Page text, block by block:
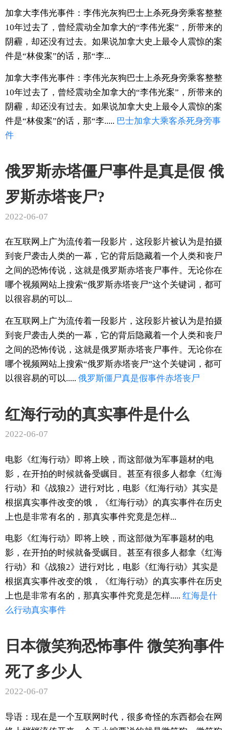
加拿大李伟光事件：李伟光灰狗巴士上杀死身旁乘客整整
10年过去了，曾经震动全加拿大的“李伟光案”，所带来的
阴霾，却还没有过去。如果说加拿大史上最令人震惊的案
件是“林俊案”的话，那“李...
加拿大李伟光事件：李伟光灰狗巴士上杀死身旁乘客整整
10年过去了，曾经震动全加拿大的“李伟光案”，所带来的
阴霾，却还没有过去。如果说加拿大史上最令人震惊的案
件是“林俊案”的话，那“李..... 巴士加拿大乘客杀死身旁事
件
俄罗斯赤塔僵尸事件是真是假 俄
罗斯赤塔丧尸?
2022-06-07
在互联网上广为流传着一段影片，这段影片被认为是拍摄
到丧尸袭击人类的一幕，它的背后隐藏着一个人类和丧尸
之间的恐怖传说，这就是俄罗斯赤塔丧尸事件。无论你在
哪个视频网站上搜索“俄罗斯赤塔丧尸”这个关键词，都可
以很容易的可以...
在互联网上广为流传着一段影片，这段影片被认为是拍摄
到丧尸袭击人类的一幕，它的背后隐藏着一个人类和丧尸
之间的恐怖传说，这就是俄罗斯赤塔丧尸事件。无论你在
哪个视频网站上搜索“俄罗斯赤塔丧尸”这个关键词，都可
以很容易的可以..... 俄罗斯僵尸真是假事件赤塔丧尸
红海行动的真实事件是什么
2022-06-07
电影《红海行动》即将上映，而这部做为军事题材的电
影，在开拍的时候就备受瞩目。甚至有很多人都拿《红海
行动》和《战狼2》进行对比，电影《红海行动》其实是
根据真实事件改变的饿，《红海行动》的真实事件在历史
上也是非常有名的，那真实事件究竟是怎样...
电影《红海行动》即将上映，而这部做为军事题材的电
影，在开拍的时候就备受瞩目。甚至有很多人都拿《红海
行动》和《战狼2》进行对比，电影《红海行动》其实是
根据真实事件改变的饿，《红海行动》的真实事件在历史
上也是非常有名的，那真实事件究竟是怎样..... 红海是什
么行动真实事件
日本微笑狗恐怖事件 微笑狗事件
死了多少人
2022-06-07
导语：现在是一个互联网时代，很多奇怪的东西都会在网